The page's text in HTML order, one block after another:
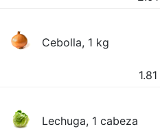
Cebolla, 1 kg
1.81
Lechuga, 1 cabeza